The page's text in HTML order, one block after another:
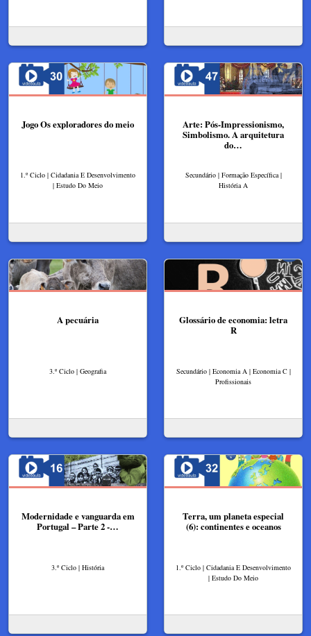
Jogo Os exploradores do meio
1.º Ciclo | Cidadania E Desenvolvimento
| Estudo Do Meio
Arte: Pós-Impressionismo,
Simbolismo. A arquitetura
do…
Secundário | Formação Específica |
História A
A pecuária
3.º Ciclo | Geografia
Glossário de economia: letra
R
Secundário | Economia A | Economia C |
Profissionais
Modernidade e vanguarda em
Portugal – Parte 2 -…
3.º Ciclo | História
Terra, um planeta especial
(6): continentes e oceanos
1.º Ciclo | Cidadania E Desenvolvimento
| Estudo Do Meio